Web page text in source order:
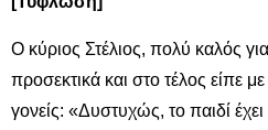
Ο κύριος Στέλιος, πολύ καλός
προσεκτικά και στο τέλος είπε
γονείς: «Δυστυχώς, το παιδί